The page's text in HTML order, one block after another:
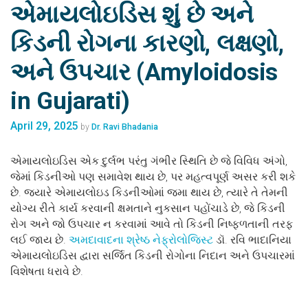
એમાયલોઇડિસ શું છે અને
કિડની રોગના કારણો, લક્ષણો,
અને ઉપચાર (Amyloidosis
in Gujarati)
April 29, 2025 by Dr. Ravi Bhadania
એમાયલોઇડિસ એક દુર્લભ પરંતુ ગંભીર સ્થિતિ છે જે વિવિધ અંગો,
જેમાં કિડનીઓ પણ સમાવેશ થાય છે, પર મહત્વપૂર્ણ અસર કરી શકે
છે. જ્યારે એમાયલોઇડ કિડનીઓમાં જમા થાય છે, ત્યારે તે તેમની
યોગ્ય રીતે કાર્ય કરવાની ક્ષમતાને નુકસાન પહોંચાડે છે, જે કિડની
રોગ અને જો ઉપચાર ન કરવામાં આવે તો કિડની નિષ્ફળતાની તરફ
લઈ જાય છે. અમદાવાદના શ્રેષ્ઠ નેફ્રોલોજિસ્ટ ડૉ. રવિ ભાદાનિયા
એમાયલોઇડિસ દ્વારા સર્જિત કિડની રોગોના નિદાન અને ઉપચારમાં
વિશેષતા ધરાવે છે.